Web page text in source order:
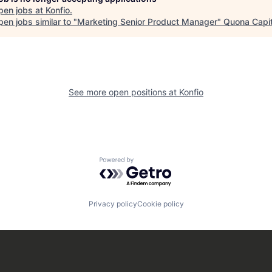
jobs at Konfio.
jobs similar to "Marketing Senior Product Manager" Quona
See more open positions at Konfio
Powered by Getro.com
Privacy policyCookie policy